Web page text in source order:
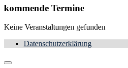
kommende Termine
Keine Veranstaltungen gefunden
Datenschutzerklärung